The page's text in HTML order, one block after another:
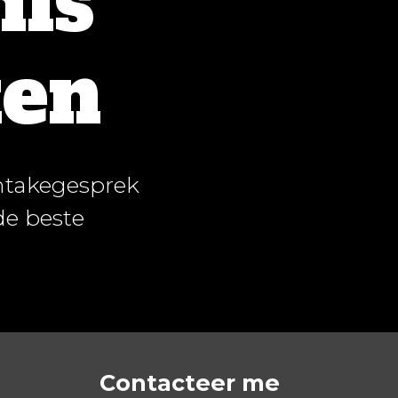
beste
Contacteer me